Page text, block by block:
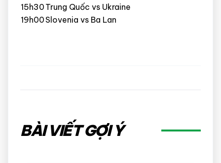
15h30 Trung Quốc vs Ukraine
19h00Slovenia vs Ba Lan
BÀI VIẾT GỢI Ý